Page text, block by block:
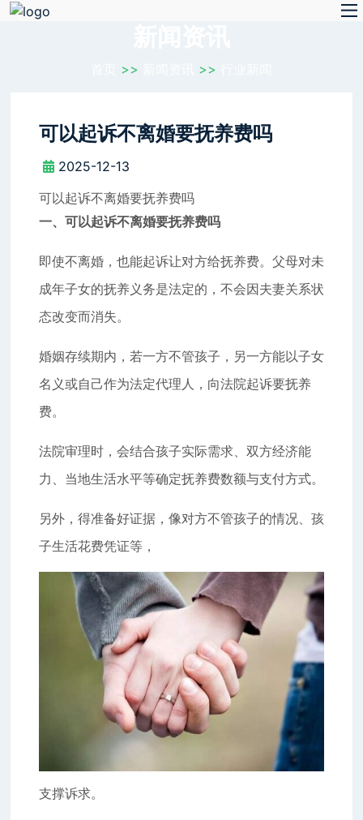
>> >>
可以起诉不离婚要抚养费吗
2025-12-13
可以起诉不离婚要抚养费吗
一、可以起诉不离婚要抚养费吗
即使不离婚，也能起诉让对方给抚养费。父母对未
成年子女的抚养义务是法定的，不会因夫妻关系状
态改变而消失。
婚姻存续期内，若一方不管孩子，另一方能以子女
名义或自己作为法定代理人，向法院起诉要抚养
费。
法院审理时，会结合孩子实际需求、双方经济能
力、当地生活水平等确定抚养费数额与支付方式。
另外，得准备好证据，像对方不管孩子的情况、孩
子生活花费凭证等，
支撑诉求。